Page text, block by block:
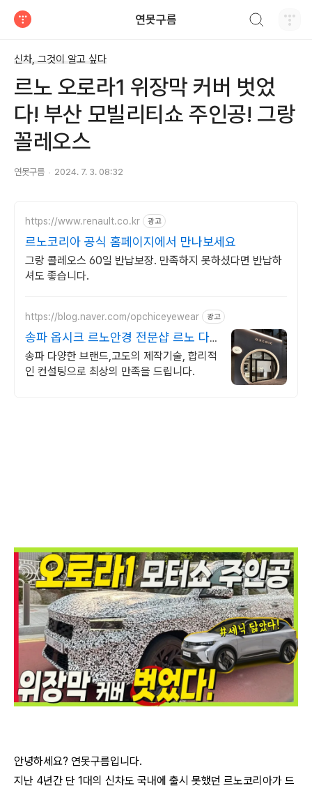
연못구름
신차, 그것이 알고 싶다
르노 오로라1 위장막 커버 벗었
다! 부산 모빌리티쇼 주인공! 그랑
꼴레오스
연못구름 2024. 7. 3. 08:32
https://www.renault.co.kr 광고
르노코리아 공식 홈페이지에서 만나보세요
그랑 콜레오스 60일 반납보장. 만족하지 못하셨다면 반납하
셔도 좋습니다.
https://blog.naver.com/opchiceyewear 광고
송파 옵시크 르노안경 전문샵 르노 다
량보유 안경원
송파 다양한 브랜드,고도의 제작기술, 합리적
인 컨설팅으로 최상의 만족을 드립니다.
안녕하세요? 연못구름입니다.
지난 4년간 단 1대의 신차도 국내에 출시 못했던 르노코리아가 드